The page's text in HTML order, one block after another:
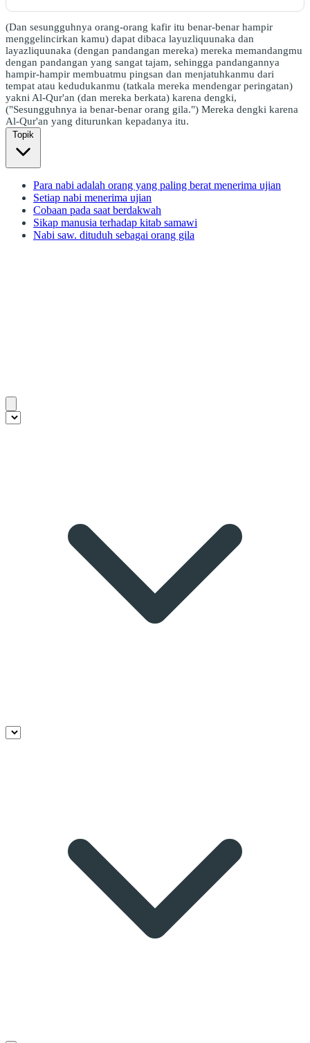
(Dan sesungguhnya orang-orang kafir itu benar-benar hampir
menggelincirkan kamu) dapat dibaca layuzliquunaka dan
layazliquunaka (dengan pandangan mereka) mereka memandangmu
dengan pandangan yang sangat tajam, sehingga pandangannya
hampir-hampir membuatmu pingsan dan menjatuhkanmu dari
tempat atau kedudukanmu (tatkala mereka mendengar peringatan)
yakni Al-Qur'an (dan mereka berkata) karena dengki,
("Sesungguhnya ia benar-benar orang gila.") Mereka dengki karena
Al-Qur'an yang diturunkan kepadanya itu.
Topik
Para nabi adalah orang yang paling berat menerima ujian
Setiap nabi menerima ujian
Cobaan pada saat berdakwah
Sikap manusia terhadap kitab samawi
Nabi saw. dituduh sebagai orang gila